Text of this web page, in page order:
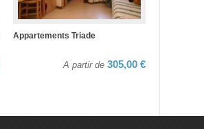
Appartements Triade
A partir de 305,00 €